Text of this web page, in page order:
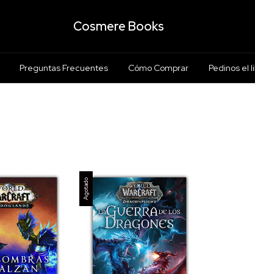
Cosmere Books
Preguntas Frecuentes Cómo Comprar Pedinos el
Agotado